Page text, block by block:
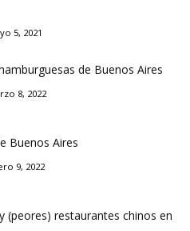
5, 2021
de Buenos Aires
8, 2022
Buenos Aires
9, 2022
(peores) restaurantes chinos en